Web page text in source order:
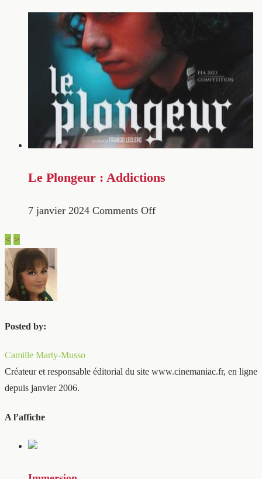
Le Plongeur : Addictions
7 janvier 2024 Comments Off
< >
Posted by:
Camille Marty-Musso
Créateur et responsable éditorial du site www.cinemaniac.fr, en ligne
depuis janvier 2006.
A l’affiche